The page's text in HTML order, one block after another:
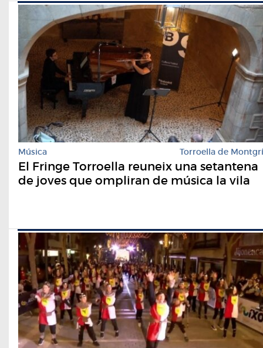
Música Torroella de Montgrí
El Fringe Torroella reuneix una setantena
de joves que ompliran de música la vila